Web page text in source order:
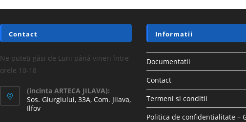
Contact
Ne puteți găsi de Luni până vineri între
orele 10-18
(incinta ARTECA JILAVA):
Sos. Giurgiului, 33A, Com. Jilava,
Ilfov
Informatii
Documentatii
Contact
Termeni si conditii
Politica de confidentialitate –